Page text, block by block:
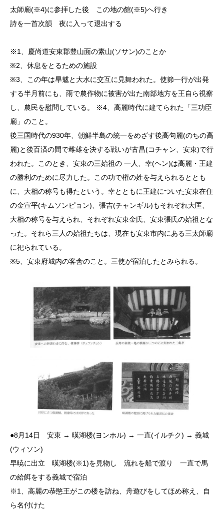
太師廟(※4)に参拝した後 この地の館(※5)へ行き
詩を一首次韻 夜に入って退出する
※1、慶尚道安東郡豊山面の素山(ソサン)のことか
※2、休息をとるための施設
※3、この年は旱魃と大水に交互に見舞われた。使節一行が出発
する半月前にも、雨で農作物に被害が出た南部地方を王自ら視察
し、農民を慰問している。 ※4、高麗時代に建てられた「三功臣
廟」のこと。
後三国時代の930年、朝鮮半島の統一をめざす後高句麗(のちの高
麗)と後百済の間で雌雄を決する戦いが古昌(コチャン、安東)で行
われた。このとき、安東の三始祖の 一人、幸(ヘン)は高麗・王建
の勝利のために尽力した。この功で権の姓を与えられるととも
に、大相の称号も得たという。幸とともに王建についた安東在住
の金宣平(キムソンピョン)、張吉(チャンギル)もそれぞれ大匡、
大相の称号を与えられ、それぞれ安東金氏、安東張氏の始祖とな
った。それら三人の始祖たちは、現在も安東市内にある三太師廟
に祀られている。
※5、安東府城内の客舎のこと。三使が宿泊したとみられる。
●8月14日 安東 → 暎湖楼(ヨンホル) → 一直(イルチク) → 義城
(ウィソン)
早暁に出立 暎湖楼(※1)を見物し 流れを船で渡り 一直で馬
の給餌をする義城で宿泊
※1、高麗の恭愍王がこの楼を訪ね、舟遊びをしてほめ称え、自
ら名付けた